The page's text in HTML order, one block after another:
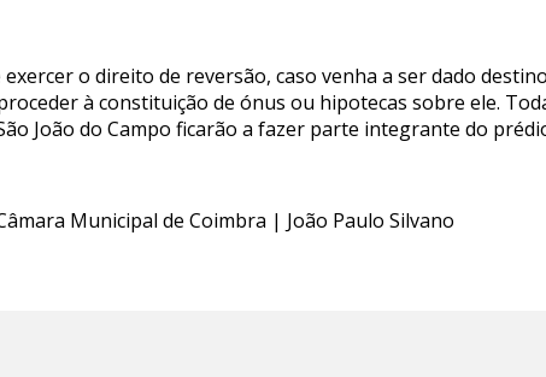
exercer o direito de reversão, caso venha a ser dado
à constituição de ónus ou hipotecas sobre ele.
João do Campo ficarão a fazer parte integrante do
Municipal de Coimbra | João Paulo Silvano